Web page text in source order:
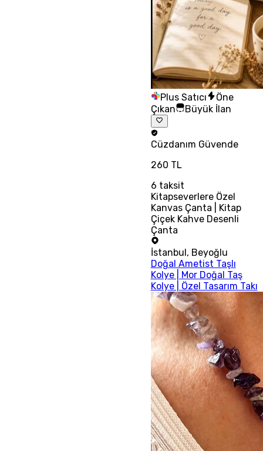
Plus Satıcı
Öne
Çıkan
Büyük İlan
Cüzdanım Güvende
260 TL
6 taksit
Kitapseverlere Özel
Kanvas Çanta | Kitap
Çiçek Kahve Desenli
Çanta
İstanbul , Beyoğlu
Doğal Ametist Taşlı
Kolye | Mor Doğal Taş
Kolye | Özel Tasarım Takı